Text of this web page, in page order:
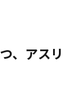
、アスリ